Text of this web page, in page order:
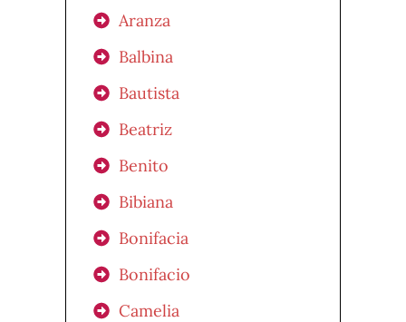
Aranza
Balbina
Bautista
Beatriz
Benito
Bibiana
Bonifacia
Bonifacio
Camelia